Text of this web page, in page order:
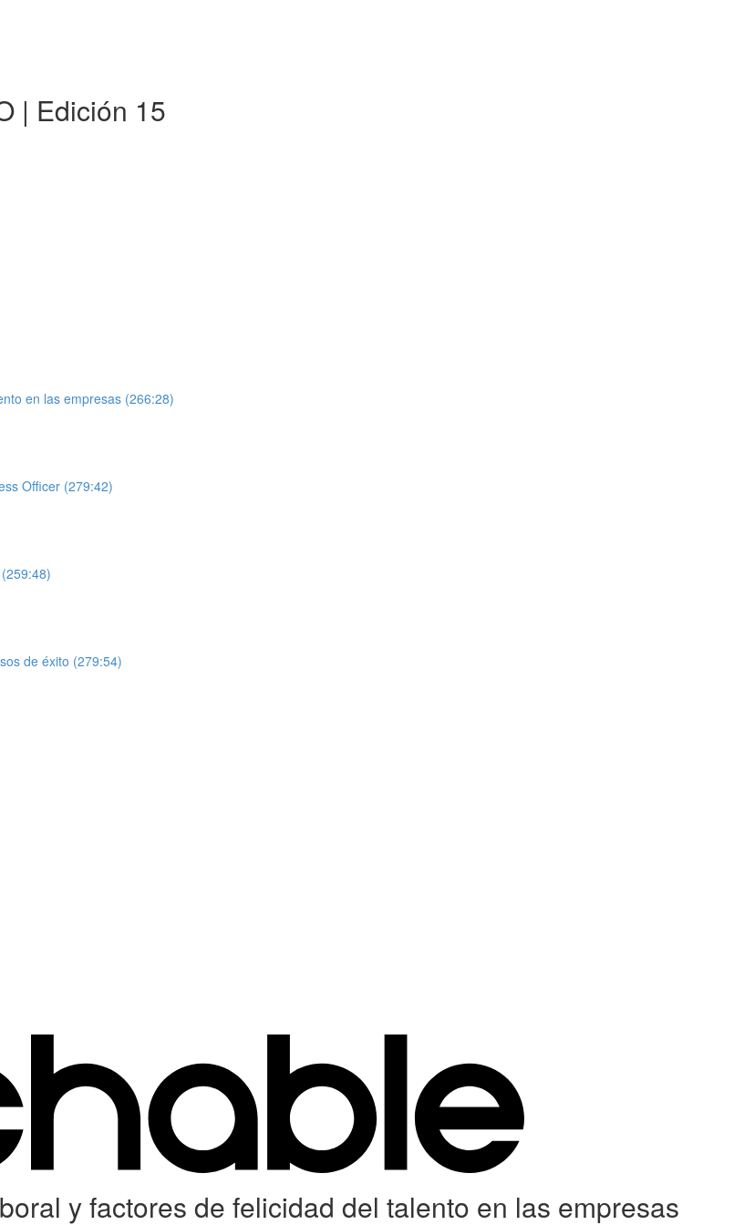
| Edición 15
en las empresas (266:28)
Officer (279:42)
de éxito (279:54)
y factores de felicidad del talento en las empresas